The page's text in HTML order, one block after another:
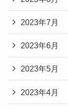
2023年7月
2023年6月
2023年5月
2023年4月